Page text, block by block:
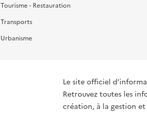
Tourisme - Restauration
Transports
Urbanisme
Le site officiel
Retrouvez toutes les
création, à la gestion